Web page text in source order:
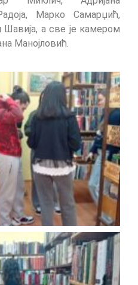
Марко Самарџић,
Шавија, а све је камером
Манојловић.